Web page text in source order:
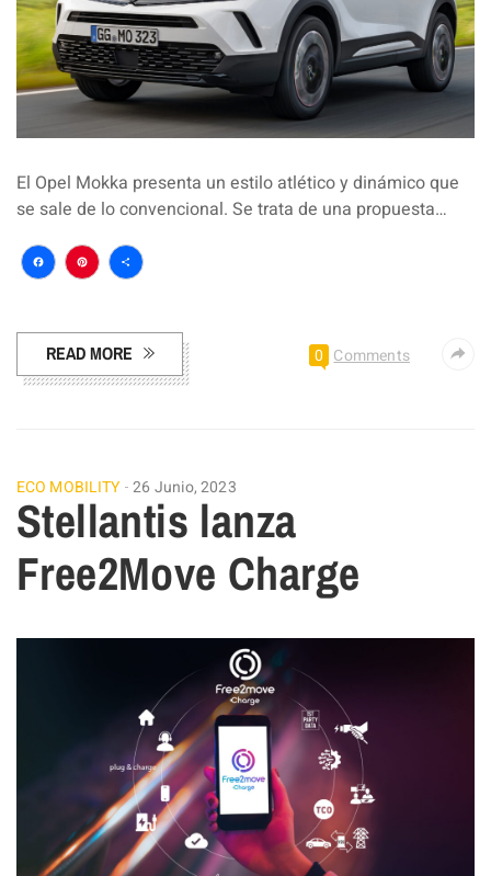
El Opel Mokka presenta un estilo atlético y dinámico que
se sale de lo convencional. Se trata de una propuesta…
Facebook
Pinterest
Compartir
READ MORE 0 Comments
ECO MOBILITY 26 Junio, 2023
Stellantis lanza
Free2Move Charge